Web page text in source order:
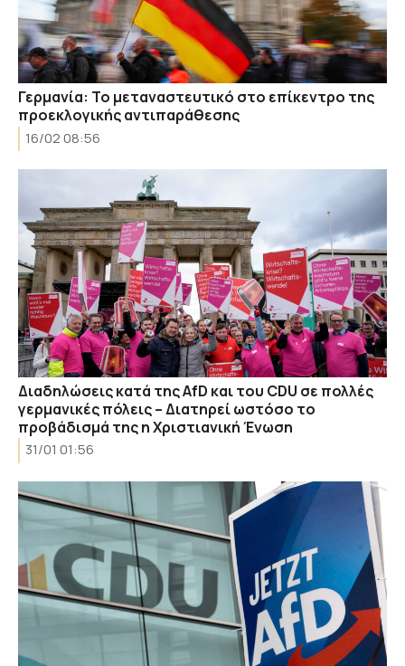
Γερμανία: Το μεταναστευτικό στο επίκεντρο της
προεκλογικής αντιπαράθεσης
16/02 08:56
Διαδηλώσεις κατά της AfD και του CDU σε πολλές
γερμανικές πόλεις – Διατηρεί ωστόσο το
προβάδισμά της η Χριστιανική Ένωση
31/01 01:56